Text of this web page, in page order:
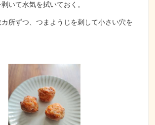
いて水気を拭いておく。
所ずつ、つまようじを刺して小さい穴を